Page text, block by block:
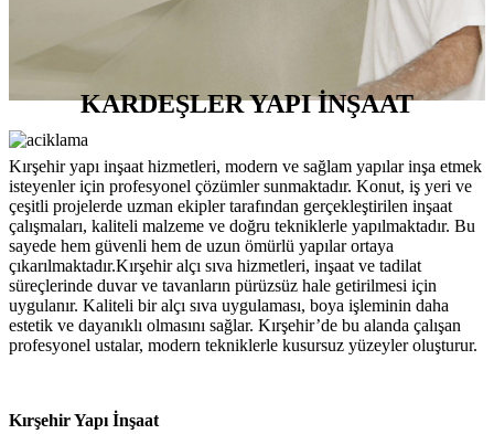
KARDEŞLER YAPI İNŞAAT
Kırşehir yapı inşaat hizmetleri, modern ve sağlam yapılar inşa etmek
isteyenler için profesyonel çözümler sunmaktadır. Konut, iş yeri ve
çeşitli projelerde uzman ekipler tarafından gerçekleştirilen inşaat
çalışmaları, kaliteli malzeme ve doğru tekniklerle yapılmaktadır. Bu
sayede hem güvenli hem de uzun ömürlü yapılar ortaya
çıkarılmaktadır.Kırşehir alçı sıva hizmetleri, inşaat ve tadilat
süreçlerinde duvar ve tavanların pürüzsüz hale getirilmesi için
uygulanır. Kaliteli bir alçı sıva uygulaması, boya işleminin daha
estetik ve dayanıklı olmasını sağlar. Kırşehir’de bu alanda çalışan
profesyonel ustalar, modern tekniklerle kusursuz yüzeyler oluşturur.
Kırşehir Yapı İnşaat